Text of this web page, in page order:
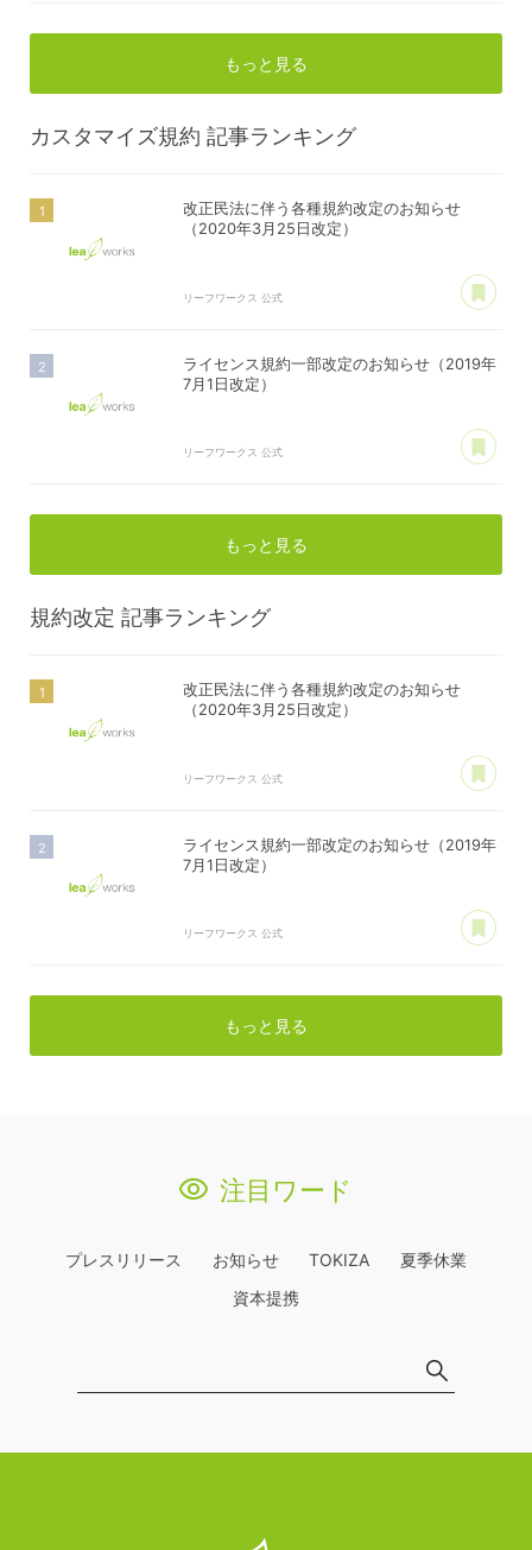
もっと見る
カスタマイズ規約 記事ランキング
改正民法に伴う各種規約改定のお知らせ
（2020年3月25日改定）
リーフワークス 公式
ライセンス規約一部改定のお知らせ（2019年
7月1日改定）
リーフワークス 公式
もっと見る
規約改定 記事ランキング
改正民法に伴う各種規約改定のお知らせ
（2020年3月25日改定）
リーフワークス 公式
ライセンス規約一部改定のお知らせ（2019年
7月1日改定）
リーフワークス 公式
もっと見る
注目ワード
プレスリリース お知らせ TOKIZA
夏季休業
資本提携